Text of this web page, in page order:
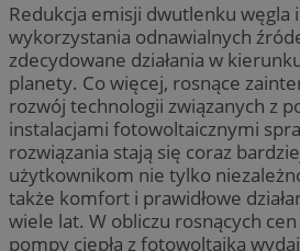
Redukcja emisji dwutlenku węgla
wykorzystania odnawialnych
zdecydowane działania w
planety. Co więcej, rosnące
rozwój technologii związanych z
instalacjami fotowoltaicznymi
rozwiązania stają się coraz
użytkownikom nie tylko
także komfort i prawidłowe
wiele lat. W obliczu rosnących
pompy ciepła z fotowoltaiką